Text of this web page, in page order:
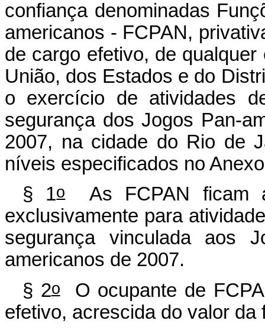
confiança denominadas
americanos - FCPAN,
de cargo efetivo, de
União, dos Estados e do
o exercício de atividades
segurança dos Jogos Pan-
2007, na cidade do Rio de
níveis especificados no
§ 1oAs FCPAN ficam
exclusivamente para
segurança vinculada aos
americanos de 2007.
§ 2oO ocupante de
efetivo, acrescida do valor